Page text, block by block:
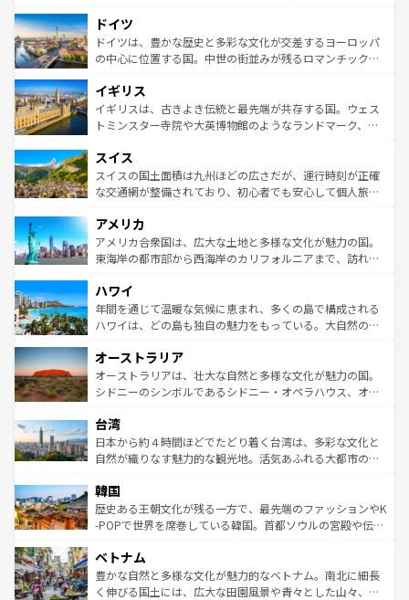
せる。地方によって風土や気候が異なるスペインはその個
性で訪れる人を魅了する。 なお、新着のスペイン情報は コ
ンテンツ一覧を参照してほしい。
で、幅広い魅力が詰まっている。華麗な宮殿、歴史的な大
聖堂、美しいビーチ、そして豊かな自然が、訪れる者を心
から魅了する。また、フランスは美食の国としても知ら
いる。シャンパンの発祥地であるランス、プロヴァンスの
香り高いラベンダー畑など、多彩な楽しみ方が可能だ。さ
らに、パリ以外の地域にも魅力が溢れており、どの街角に
れる地方に足を運ぶとそれぞれで全く異なる文化を体験で
きるだろう。 なお、新着のフランス情報はコンテンツ一覧
を参照してほしい。
ドイツ
ドイツは、豊かな歴史と多彩な文化が交差するヨーロッパ
の中心に位置する国。中世の街並みが残るロマンチック街
顔を持つこの国は、どこを歩いても飽きることがない。ベ
ルリンの文化的活気、バイエルン州のアルプスの絶景、そ
してライン川沿いのワイン畑といった風景は必見。ビール
は、お酒好きな人にはぜひ体験してほしい。 なお、新着の
ドイツ情報はコンテンツ一覧を参照してほしい。
イギリス
イギリスは、古きよき伝統と最先端が共存する国。ウェス
トミンスター寺院や大英博物館のようなランドマーク、歴
リアごとに異なる魅力がある。また、優雅なアフタヌーン
ティー、ビール好きにはたまらない英国パブ、サッカー観
戦など、本場だからこそできる体験も豊富。イギリスを旅
ンツ一覧を参照してほしい。
スイス
スイスの国土面積は九州ほどの広さだが、運行時刻が正確
な交通網が整備されており、初心者でも安心して個人旅行
の建物がそのまま残る町や、スイスならではのユニークな
博物館もあり、アルプス観光だけでなく町歩きも満喫する
ことができる。国民の所得が高いため物価も高いが、旅行
ば市内交通費無料で観光を楽しむこともできる。 なお、新
着のスイス情報はコンテンツ一覧 を参照してほしい。
アメリカ
アメリカ合衆国は、広大な土地と多様な文化が魅力の国。
東海岸の都市部から西海岸のカリフォルニアまで、訪れる
のような巨大都市は、観光、ショッピング、エンターテイ
ンメントが詰まった刺激的なスポットだ。一方、アメリカ
西部には大自然が広がり、グランドキャニオンやイエロー
部のニューオーリンズでは、音楽と美食が融合した独特の
文化が魅力。旅行者はアメリカの各地域で異なる魅力を楽
しみながら、その多様性と豊かな歴史を感じることができ
ならではの贅沢な旅のスタイルだ。 なお、新着のアメリカ
情報はコンテンツ一覧を参照してほしい。
ハワイ
年間を通じて温暖な気候に恵まれ、多くの島で構成される
ハワイは、どの島も独自の魅力をもっている。大自然の神
ワイ島は見逃せない。また、定番の観光地といえばオアフ
島だが、静かな自然を求めるならマウイ島やカウアイ島が
おすすめ。エメラルドグリーンに輝く海をはじめ、豊かな
れるおもてなしの心で訪れる人々を迎えてくれるハワイの
人々、おいしいローカルフードやハワイアンミュージッ
ク、伝統的なフラダンスなど、すべてがハワイの魅力を彩
ワイを、存分に味わってほしい。 なお、新着のハワイ情報
はコンテンツ一覧を参照してほしい。
オーストラリア
オーストラリアは、壮大な自然と多様な文化が魅力の国。
シドニーのシンボルであるシドニー・オペラハウス、オー
リアリーフや大陸中央部にそびえるウルル（エアーズロッ
ク）、タスマニアの美しい原生林やケアンズの熱帯雨林な
ど、見どころがたくさん。また、カフェやワイン、オージ
いる。アクティビティも充実しており、サーフィンやダイ
ビング、ハイキングなど、アウトドア好きにはたまらな
い。オーストラリアの多彩な魅力を存分に味わいつくそ
参照してほしい。
台湾
日本から約４時間ほどでたどり着く台湾は、多彩な文化と
自然が織りなす魅力的な観光地。活気あふれる大都市の台
ン）、静ひつな山岳地帯である台湾東部など、都市の喧騒
と山間の静けさが共存しており、訪れる人に新しい発見と
驚きをもたらしてくれる。また、奥深い台湾の食文化も魅
容にもいいと評判のスイーツなど、バラエティ豊かな料理
が味わえる。 なお、新着の台湾情報は コンテンツ一覧を参
照してほしい。
韓国
歴史ある王朝文化が残る一方で、最先端のファッションやK
-POPで世界を席巻している韓国。首都ソウルの宮殿や伝統
き、地方に足を延ばせば四季折々の自然美を楽しむことが
できる。そして、キムチや焼肉、絶品のストリートフード
まで、さまざまな韓国料理が待っている。夜には、韓国な
ベトナム
豊かな自然と多様な文化が魅力的なベトナム。南北に細長
く伸びる国土には、広大な田園風景や青々とした山々、世